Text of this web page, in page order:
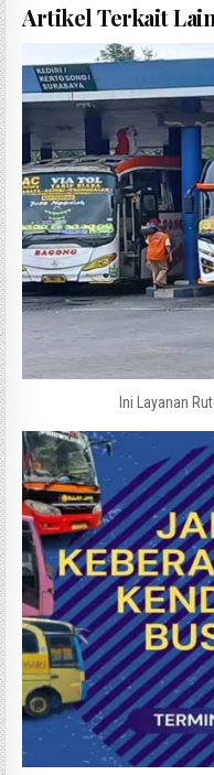
Artikel Terkait
Ini Layanan